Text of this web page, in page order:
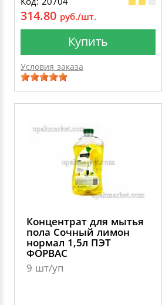
314.80 руб./шт.
Купить
Условия заказа
Концентрат для мытья
пола Сочный лимон
нормал 1,5л ПЭТ
ФОРВАС
9 шт/уп